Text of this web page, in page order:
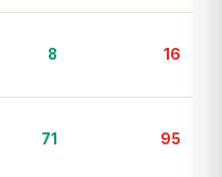
8 16
71 95